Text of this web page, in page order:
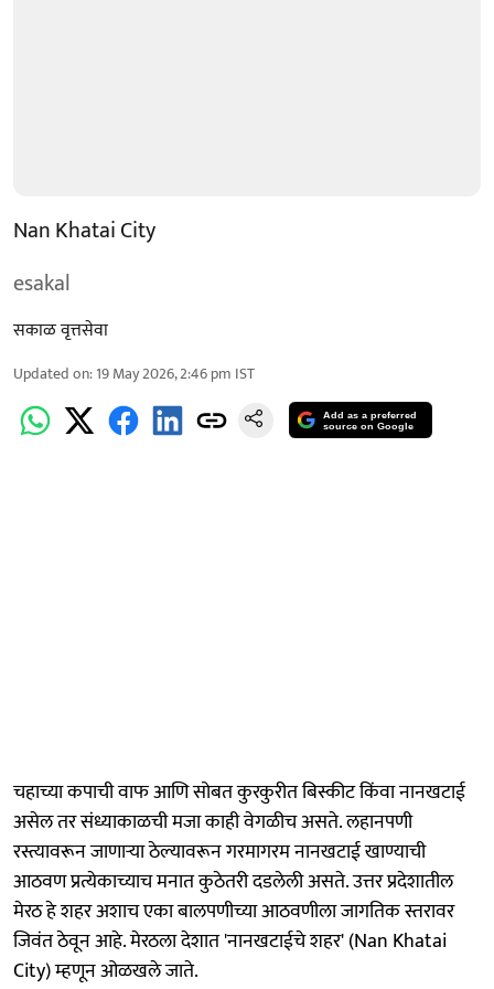
Nan Khatai City
esakal
सकाळ वृत्तसेवा
Updated on:19 May 2026, 2:46 pm IST
Add as a preferred
source on Google
चहाच्या कपाची वाफ आणि सोबत कुरकुरीत बिस्कीट किंवा नानखटाई
असेल तर संध्याकाळची मजा काही वेगळीच असते. लहानपणी
रस्त्यावरून जाणाऱ्या ठेल्यावरून गरमागरम नानखटाई खाण्याची
आठवण प्रत्येकाच्याच मनात कुठेतरी दडलेली असते. उत्तर प्रदेशातील
मेरठ हे शहर अशाच एका बालपणीच्या आठवणीला जागतिक स्तरावर
जिवंत ठेवून आहे. मेरठला देशात 'नानखटाईचे शहर' (Nan Khatai
City) म्हणून ओळखले जाते.